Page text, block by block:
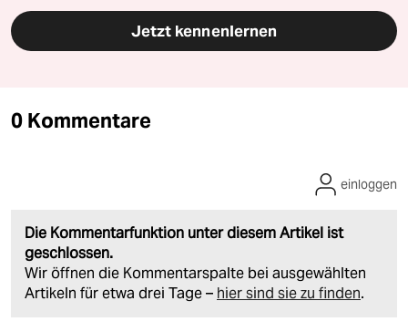
Jetzt kennenlernen
0 Kommentare
Die Kommentarfunktion unter diesem Artikel ist
geschlossen.
Wir öffnen die Kommentarspalte bei ausgewählten
Artikeln für etwa drei Tage – hier sind sie zu finden.
einloggen